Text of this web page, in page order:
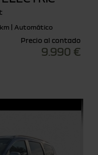
| Automático
Precio al contado
9.990 €